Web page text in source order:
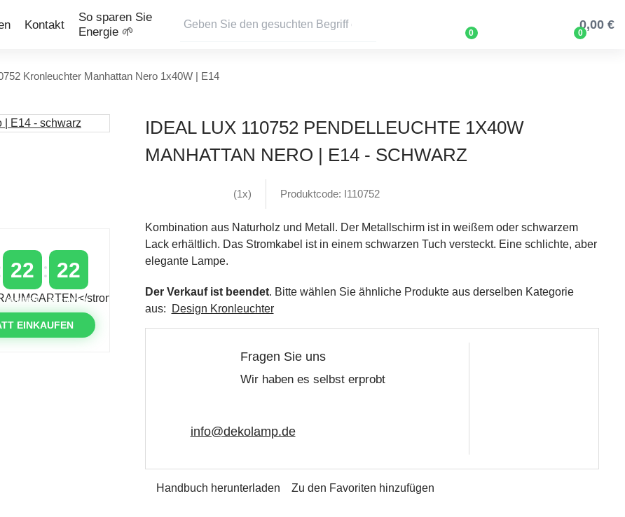
Kontakt
So sparen Sie
Energie 🌱
0 0
0,00 €
Kronleuchter Manhattan Nero 1x40W | E14
IDEAL LUX 110752 PENDELLEUCHTE 1X40W
MANHATTAN NERO | E14 - SCHWARZ
22
MINUTEN
22
SEKUNDEN
EINKAUFEN
(1x) Produktcode: I110752
Kombination aus Naturholz und Metall. Der Metallschirm ist in weißem oder schwarzem
Lack erhältlich. Das Stromkabel ist in einem schwarzen Tuch versteckt. Eine schlichte, aber
elegante Lampe.
Der Verkauf ist beendet. Bitte wählen Sie ähnliche Produkte aus derselben Kategorie
aus:
Design Kronleuchter
Fragen Sie uns
Wir haben es selbst erprobt
info@dekolamp.de
Handbuch herunterladen Zu den Favoriten hinzufügen